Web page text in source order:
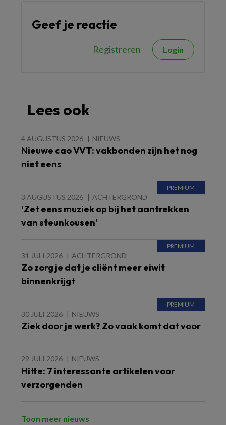
Geef je reactie
Registreren Login
Lees ook
4 AUGUSTUS 2026 NIEUWS
Nieuwe cao VVT: vakbonden zijn het nog
niet eens
3 AUGUSTUS 2026 ACHTERGROND
‘Zet eens muziek op bij het aantrekken
van steunkousen’
31 JULI 2026 ACHTERGROND
Zo zorg je dat je cliënt meer eiwit
binnenkrijgt
30 JULI 2026 NIEUWS
Ziek door je werk? Zo vaak komt dat voor
29 JULI 2026 NIEUWS
Hitte: 7 interessante artikelen voor
verzorgenden
Toon meer nieuws